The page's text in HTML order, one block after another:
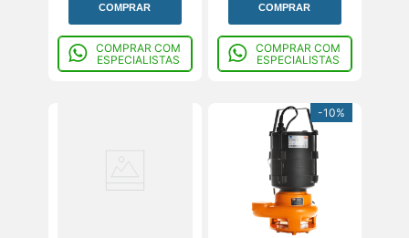
COMPRAR
COMPRAR COM
ESPECIALISTAS
COMPRAR
COMPRAR COM
ESPECIALISTAS
-10%